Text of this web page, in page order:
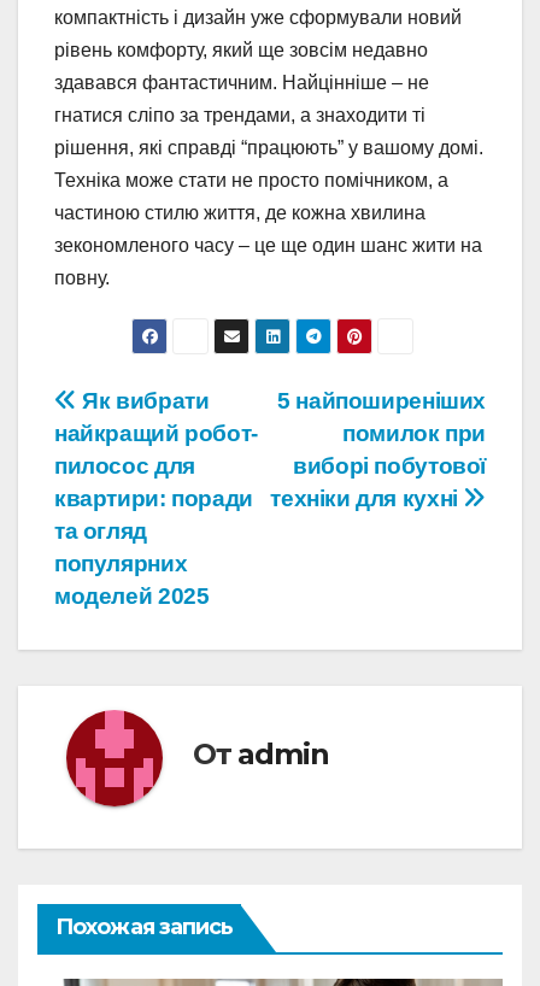
компактність і дизайн уже сформували новий
рівень комфорту, який ще зовсім недавно
здавався фантастичним. Найцінніше – не
гнатися сліпо за трендами, а знаходити ті
рішення, які справді “працюють” у вашому домі.
Техніка може стати не просто помічником, а
частиною стилю життя, де кожна хвилина
зекономленого часу – це ще один шанс жити на
повну.
Навигация
по
записям
5 найпоширеніших
помилок при
виборі побутової
техніки для кухні
Як вибрати
найкращий робот-
пилосос для
квартири: поради
та огляд
популярних
моделей 2025
От admin
Похожая запись